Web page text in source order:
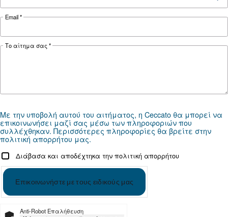
υδρατμών αεροσυμπιεστών: αιτίες, κίνδυνοι,